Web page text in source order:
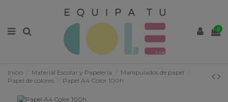
0
Inicio Material Escolar y Papelería
Manipulados de papel
Papel de colores
Papel A4 Color 100h